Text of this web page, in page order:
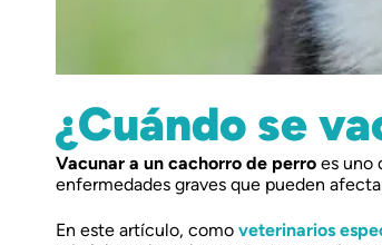
¿Cuándo se
Vacunar a un cachorro de perro es uno
enfermedades graves que pueden
En este artículo, como veterinarios